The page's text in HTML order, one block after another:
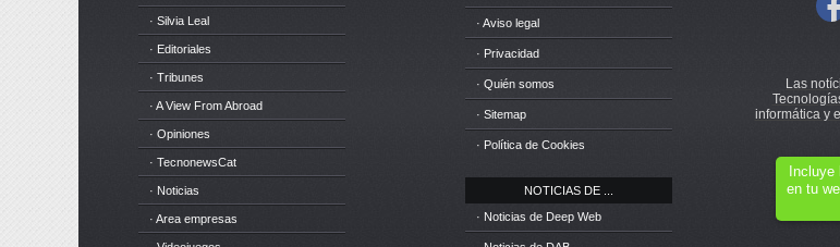
· Silvia Leal
· Editoriales
· Tribunes
· A View From Abroad
· Opiniones
· TecnonewsCat
· Noticias
· Area empresas
· Aviso legal
· Privacidad
· Quién somos
· Sitemap
· Política de Cookies
NOTICIAS DE ...
· Noticias de Deep Web
Las
informática y
en tu